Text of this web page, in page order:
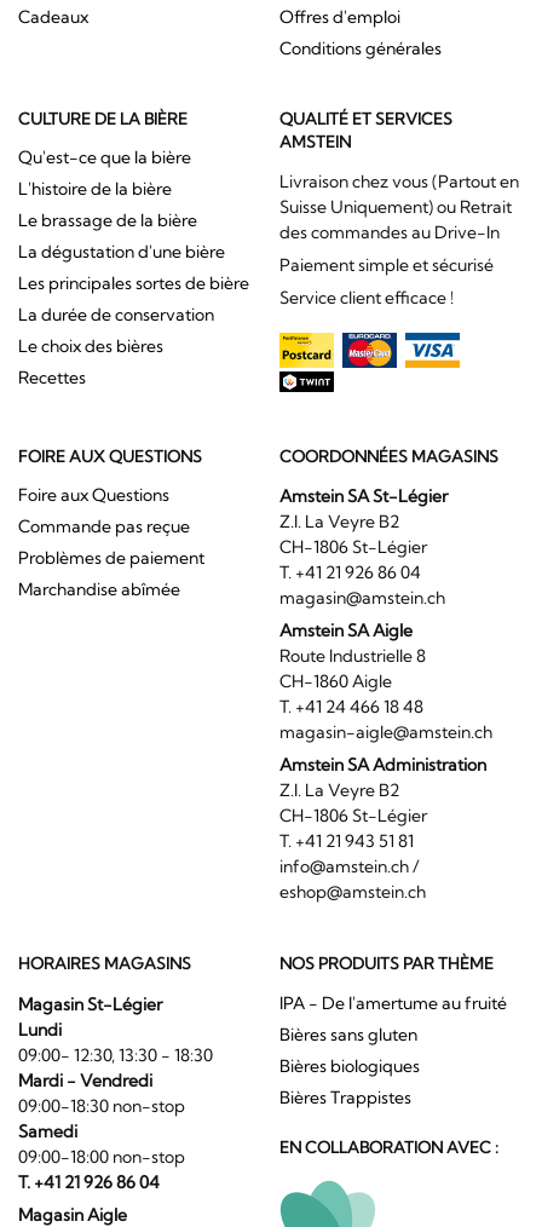
Cadeaux
Offres d'emploi
Conditions générales
CULTURE DE LA BIÈRE
Qu'est-ce que la bière
L'histoire de la bière
Le brassage de la bière
La dégustation d'une bière
Les principales sortes de bière
La durée de conservation
Le choix des bières
Recettes
QUALITÉ ET SERVICES
AMSTEIN
Livraison chez vous (Partout en
Suisse Uniquement) ou Retrait
des commandes au Drive-In
Paiement simple et sécurisé
Service client efficace !
FOIRE AUX QUESTIONS
Foire aux Questions
Commande pas reçue
Problèmes de paiement
Marchandise abîmée
COORDONNÉES MAGASINS
Amstein SA St-Légier
Z.I. La Veyre B2
CH-1806 St-Légier
T. +41 21 926 86 04
magasin@amstein.ch
Amstein SA Aigle
Route Industrielle 8
CH-1860 Aigle
T. +41 24 466 18 48
magasin-aigle@amstein.ch
Amstein SA Administration
Z.I. La Veyre B2
CH-1806 St-Légier
T. +41 21 943 51 81
info@amstein.ch/
eshop@amstein.ch
HORAIRES MAGASINS
Magasin St-Légier
Lundi
09:00- 12:30, 13:30 - 18:30
Mardi - Vendredi
09:00-18:30 non-stop
Samedi
09:00-18:00 non-stop
T. +41 21 926 86 04
Magasin Aigle
NOS PRODUITS PAR THÈME
IPA - De l'amertume au fruité
Bières sans gluten
Bières biologiques
Bières Trappistes
EN COLLABORATION AVEC :